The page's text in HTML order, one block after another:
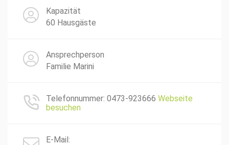
Kapazität
60 Hausgäste
Ansprechperson
Familie Marini
Telefonnummer: 0473-923666 Webseite
besuchen
E-Mail: